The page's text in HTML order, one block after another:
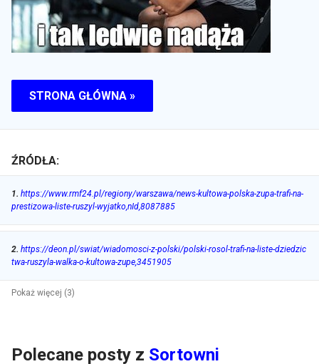
STRONA GŁÓWNA »
ŹRÓDŁA:
1. https://www.rmf24.pl/regiony/warszawa/news-kultowa-polska-zupa-trafi-na-
prestizowa-liste-ruszyl-wyjatko,nId,8087885
2. https://deon.pl/swiat/wiadomosci-z-polski/polski-rosol-trafi-na-liste-dziedzic
twa-ruszyla-walka-o-kultowa-zupe,3451905
Pokaż więcej (3)
Polecane posty z Sortowni